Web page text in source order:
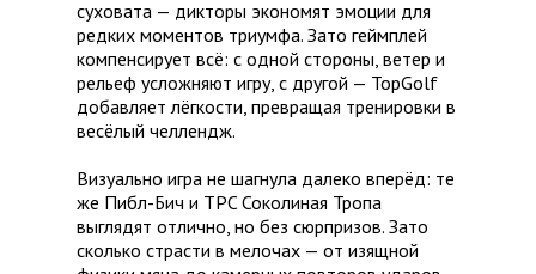
суховата — дикторы экономят эмоции для
редких моментов триумфа. Зато геймплей
компенсирует всё: с одной стороны, ветер и
рельеф усложняют игру, с другой — TopGolf
добавляет лёгкости, превращая тренировки в
весёлый челлендж.
Визуально игра не шагнула далеко вперёд: те
же Пибл-Бич и TPC Соколиная Тропа
выглядят отлично, но без сюрпризов. Зато
сколько страсти в мелочах — от изящной